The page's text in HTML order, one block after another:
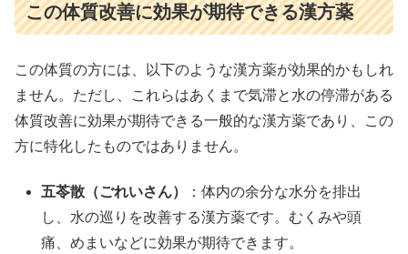
この体質改善に効果が期待できる漢方薬
この体質の方には、以下のような漢方薬が効果的かもしれ
ません。ただし、これらはあくまで気滞と水の停滞がある
体質改善に効果が期待できる一般的な漢方薬であり、この
方に特化したものではありません。
五苓散（ごれいさん）
：体内の余分な水分を排出
し、水の巡りを改善する漢方薬です。むくみや頭
痛、めまいなどに効果が期待できます。